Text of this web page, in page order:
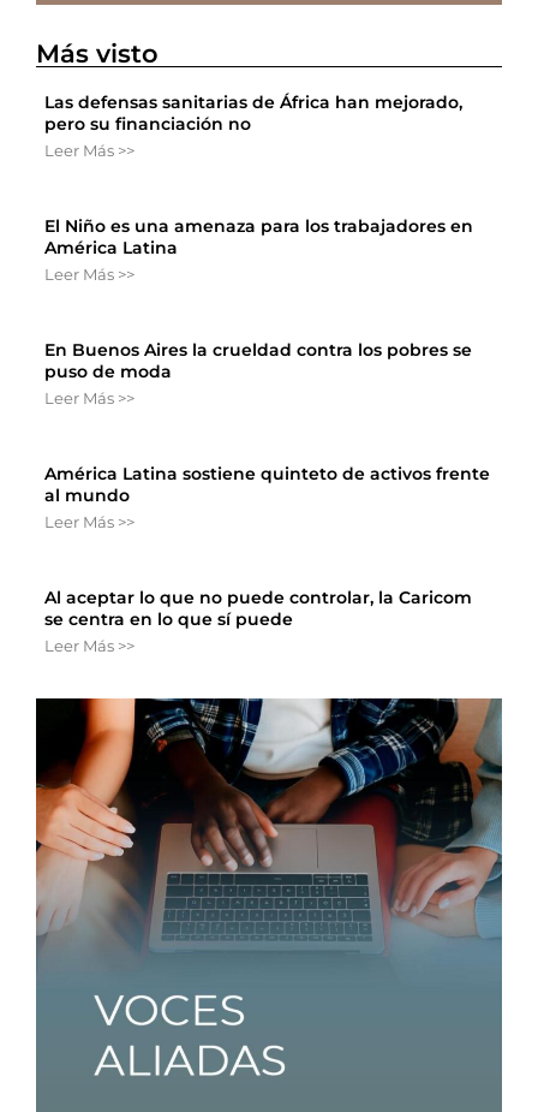
Más visto
Las defensas sanitarias de África han mejorado,
pero su financiación no
Leer Más >>
El Niño es una amenaza para los trabajadores en
América Latina
Leer Más >>
En Buenos Aires la crueldad contra los pobres se
puso de moda
Leer Más >>
América Latina sostiene quinteto de activos frente
al mundo
Leer Más >>
Al aceptar lo que no puede controlar, la Caricom
se centra en lo que sí puede
Leer Más >>